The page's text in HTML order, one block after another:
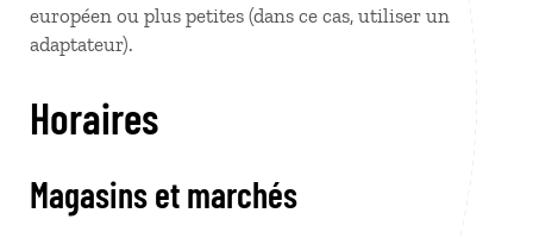
européen ou plus petites (dans ce cas, utiliser un
adaptateur).
Horaires
Magasins et marchés